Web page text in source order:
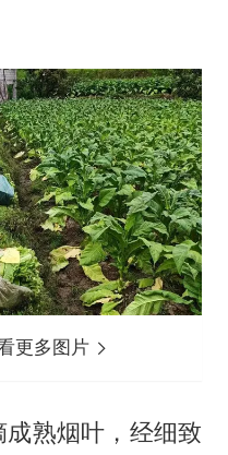
更多图片
熟烟叶，经细致